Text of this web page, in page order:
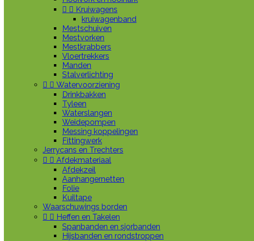
  Kruiwagens
kruiwagenband
Mestschuiven
Mestvorken
Mestkrabbers
Vloertrekkers
Manden
Stalverlichting
  Watervoorziening
Drinkbakken
Tyleen
Waterslangen
Weidepompen
Messing koppelingen
Fittingwerk
Jerrycans en Trechters
  Afdekmateriaal
Afdekzeil
Aanhangernetten
Folie
Kuiltape
Waarschuwings borden
  Heffen en Takelen
Spanbanden en sjorbanden
Hijsbanden en rondstroppen